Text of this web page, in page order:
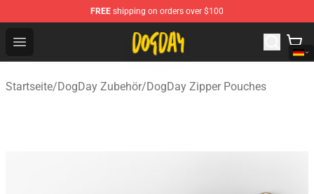
FREE shipping on orders over $100
Open menu
DogDay Store - Official DogDay Merchandise Shop
Startseite/DogDay Zubehör/DogDay Zipper Pouches